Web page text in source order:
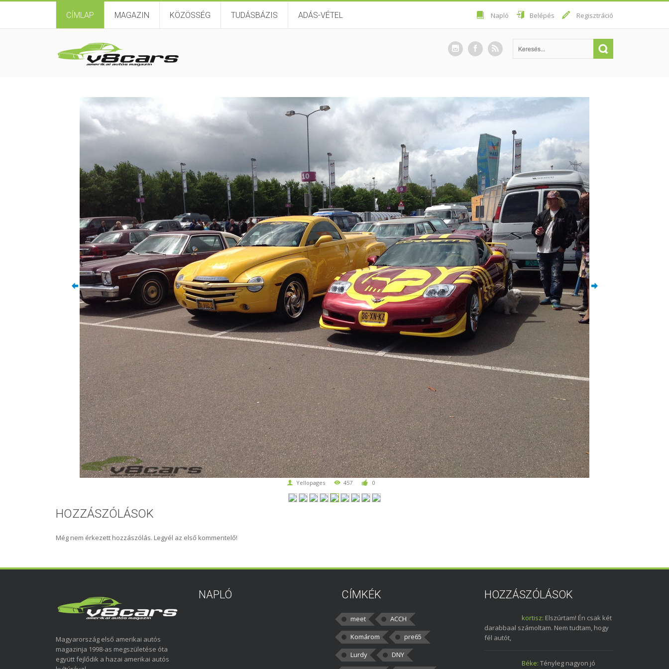
CÍMLAP MAGAZIN KÖZÖSSÉG TUDÁSBÁZIS ADÁS-VÉTEL Napló Belépés Regisztráció
Yellopages 457 0
HOZZÁSZÓLÁSOK
Még nem érkezett hozzászólás. Legyél az első kommentelő!
Magyarország első amerikai autós
magazinja 1998-as megszületése óta
együtt fejlődik a hazai amerikai autós
NAPLÓ CÍMKÉK
meet
ACCH
Komárom
pre65
Lurdy
DNY
HOZZÁSZÓLÁSOK
kortisz: Elszúrtam! Én csak két
darabbaal számoltam. Nem tudtam, hogy
fél autót,
Béke: Tényleg nagyon jó